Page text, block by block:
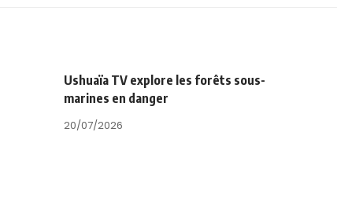
Ushuaïa TV explore les forêts sous-
marines en danger
20/07/2026